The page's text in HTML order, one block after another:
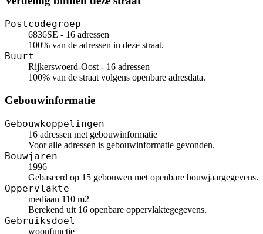
Postcodegroep
6836SE - 16 adressen
100% van de adressen in deze straat.
Buurt
Rijkerswoerd-Oost - 16 adressen
100% van de straat volgens openbare adresdata.
Gebouwinformatie
Gebouwkoppelingen
16 adressen met gebouwinformatie
Voor alle adressen is gebouwinformatie gevonden.
Bouwjaren
1996
Gebaseerd op 15 gebouwen met openbare bouwjaargegevens.
Oppervlakte
mediaan 110 m2
Berekend uit 16 openbare oppervlaktegegevens.
Gebruiksdoel
woonfunctie